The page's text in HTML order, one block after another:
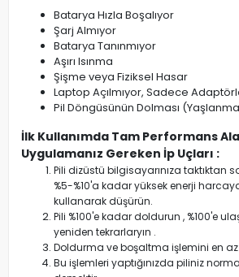
Batarya Hızla Boşalıyor
Şarj Almıyor
Batarya Tanınmıyor
Aşırı Isınma
Şişme veya Fiziksel Hasar
Laptop Açılmıyor, Sadece
Pil Döngüsünün Dolması
İlk Kullanımda Tam Performans
Uygulamanız Gereken İp Uçları :
Pili dizüstü bilgisayarınıza taktıktan
%5-%10'a kadar yüksek enerji
kullanarak düşürün.
Pili %100'e kadar doldurun , %100'e
yeniden tekrarlaryın .
Doldurma ve boşaltma işlemini en
Bu işlemleri yaptığınızda piliniz